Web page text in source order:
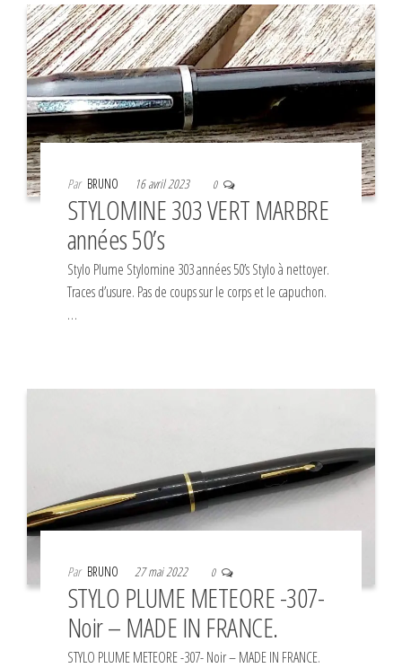
Par BRUNO 16 avril 2023 0
STYLOMINE 303 VERT MARBRE
années 50’s
Stylo Plume Stylomine 303 années 50’s Stylo à nettoyer.
Traces d’usure. Pas de coups sur le corps et le capuchon.
…
Par BRUNO 27 mai 2022 0
STYLO PLUME METEORE -307-
Noir – MADE IN FRANCE.
STYLO PLUME METEORE -307- Noir – MADE IN FRANCE.